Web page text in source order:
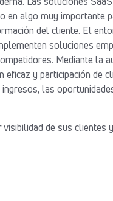
en algo muy importante
del cliente. El
soluciones
Mediante la
eficaz y participación de
las
visibilidad de sus clientes